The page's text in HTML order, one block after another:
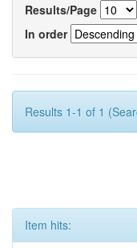
Results/Page
In order
Results 1-1 of 1
Item hits: